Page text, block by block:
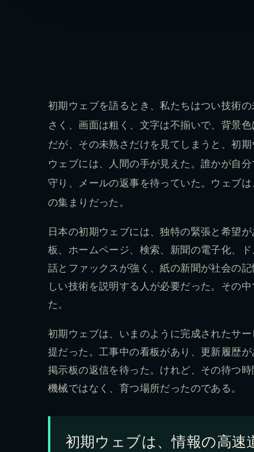
初期ウェブを語るとき、私たちはつい技術
さく、画面は粗く、文字は不揃いで、背景
だが、その未熟さだけを見てしまうと、初
ウェブには、人間の手が見えた。誰かが自
守り、メールの返事を待っていた。ウェブ
の集まりだった。
日本の初期ウェブには、独特の緊張と希望
板、ホームページ、検索、新聞の電子化、
話とファックスが強く、紙の新聞が社会の
しい技術を説明する人が必要だった。その
た。
初期ウェブは、いまのように完成されたサ
提だった。工事中の看板があり、更新履歴
掲示板の返信を待った。けれど、その待つ
機械ではなく、育つ場所だったのである。
初期ウェブは、情報の高